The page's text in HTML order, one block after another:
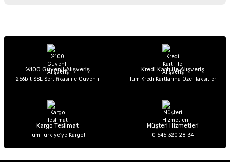
Ürün açıklamasında eksik bilgiler bulunuyor.
Ürün bilgilerinde hatalar bulunuyor.
Ürün fiyatı diğer sitelerden daha pahalı.
Sitemize ilk yorumu siz yapın!
%100 Güvenli Alışveriş
256bit SSL Sertifikası ile Güvenli
Kredi Kartı ile Alışveriş
Tüm Kredi Kartlarına Özel Taksitler
Kargo Teslimat
Tüm Türkiye’ye Kargo!
Müşteri Hizmetleri
0 545 320 28 34